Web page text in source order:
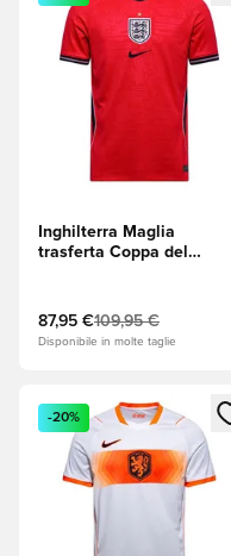
Inghilterra Maglia
trasferta Coppa del
87,95 €109,95 €
Disponibile in molte taglie
Apre una finestra
-20%